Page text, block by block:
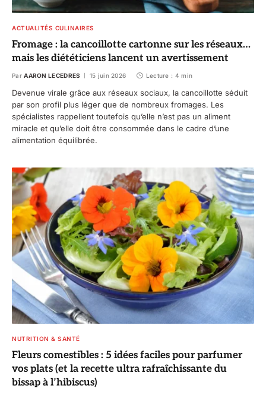
ACTUALITÉS CULINAIRES
Fromage : la cancoillotte cartonne sur les réseaux…
mais les diététiciens lancent un avertissement
Par AARON LECEDRES 15 juin 2026 Lecture : 4 min
Devenue virale grâce aux réseaux sociaux, la cancoillotte séduit
par son profil plus léger que de nombreux fromages. Les
spécialistes rappellent toutefois qu’elle n’est pas un aliment
miracle et qu’elle doit être consommée dans le cadre d’une
alimentation équilibrée.
NUTRITION & SANTÉ
Fleurs comestibles : 5 idées faciles pour parfumer
vos plats (et la recette ultra rafraîchissante du
bissap à l’hibiscus)